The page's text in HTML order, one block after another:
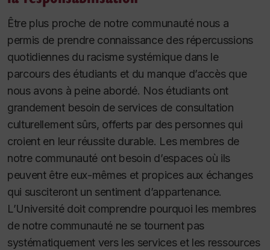
Être plus proche de notre communauté nous a
permis de prendre connaissance des répercussions
quotidiennes du racisme systémique dans le
parcours des étudiants et du manque d’accès que
nous avons à peine abordé. Nos étudiants ont
grandement besoin de services de consultation
culturellement sûrs, offerts par des personnes qui
croient en leur réussite durable. Les membres de
notre communauté ont besoin d’espaces où ils
peuvent être eux-mêmes et propices aux échanges
qui susciteront un sentiment d’appartenance.
L’Université doit comprendre pourquoi les membres
de notre communauté ne se tournent pas
systématiquement vers les services et les ressources